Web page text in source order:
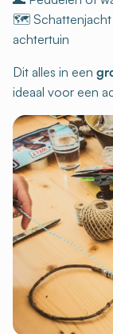
🗺 Schattenjacht
achtertuin
Dit alles in een
ideaal voor een